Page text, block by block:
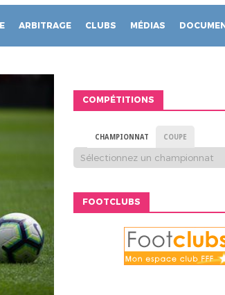
ARBITRAGE CLUBS MÉDIAS
COMPÉTITIONS
CHAMPIONNAT COUPE
FOOTCLUBS